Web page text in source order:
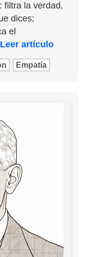
filtra la verdad,
dices;
el
Leer artículo
Empatía